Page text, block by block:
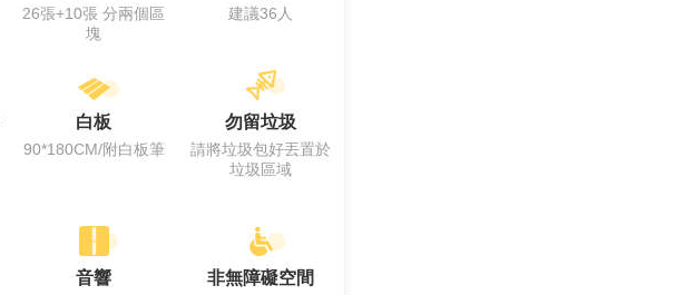
26張+10張 分兩個區
塊
建議36人
白板
90*180CM/附白板筆
勿留垃圾
請將垃圾包好丟置於
垃圾區域
音響 非無障礙空間